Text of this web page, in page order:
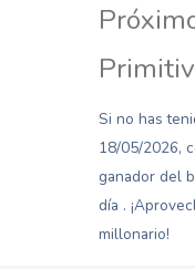
Si no has
18/05/2026,
ganador del
día .
millonario!